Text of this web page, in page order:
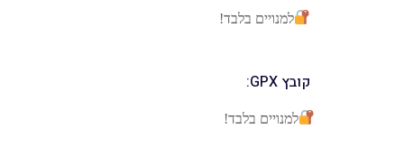
למנויים בלבד!
קובץ GPX:
למנויים בלבד!